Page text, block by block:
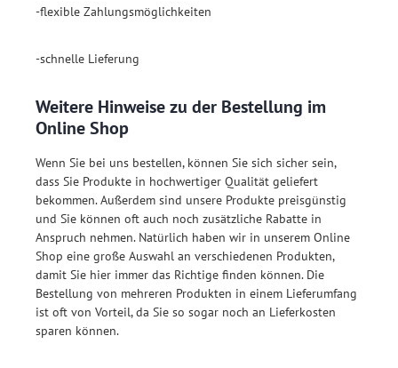
-flexible Zahlungsmöglichkeiten
-schnelle Lieferung
Weitere Hinweise zu der Bestellung im
Online Shop
Wenn Sie bei uns bestellen, können Sie sich sicher sein,
dass Sie Produkte in hochwertiger Qualität geliefert
bekommen. Außerdem sind unsere Produkte preisgünstig
und Sie können oft auch noch zusätzliche Rabatte in
Anspruch nehmen. Natürlich haben wir in unserem Online
Shop eine große Auswahl an verschiedenen Produkten,
damit Sie hier immer das Richtige finden können. Die
Bestellung von mehreren Produkten in einem Lieferumfang
ist oft von Vorteil, da Sie so sogar noch an Lieferkosten
sparen können.